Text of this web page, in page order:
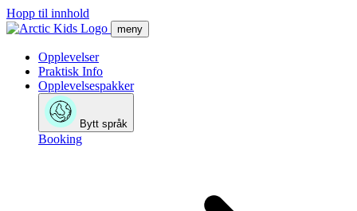
Hopp til innhold
meny
Opplevelser
Praktisk Info
Opplevelsespakker
Bytt språk
Booking